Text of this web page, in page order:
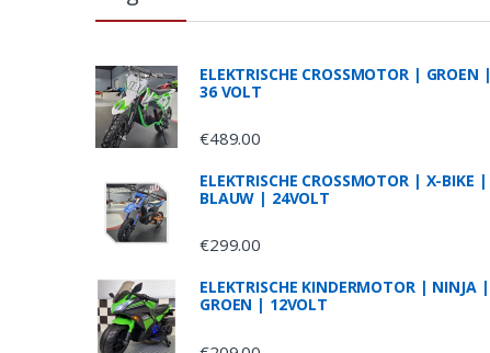
ELEKTRISCHE CROSSMOTOR | GROEN |
36 VOLT
€489.00
ELEKTRISCHE CROSSMOTOR | X-BIKE |
BLAUW | 24VOLT
€299.00
ELEKTRISCHE KINDERMOTOR | NINJA |
GROEN | 12VOLT